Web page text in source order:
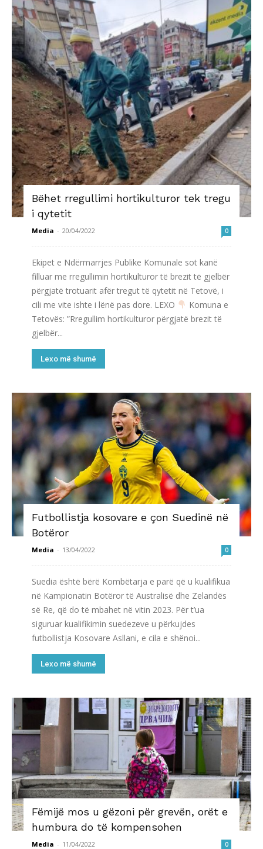
Bëhet rregullimi hortikulturor tek tregu
i qytetit
Media - 20/04/2022 0
Ekipet e Ndërmarrjes Publike Komunale sot kanë
filluar me rregullimin hortikulturor të brezit të gjelbër
përgjatë trotuarit afër tregut të qytetit në Tetovë, i
cili me vite ishte i lënë pas dore. LEXO
Komuna e
Tetovës: ”Rregullim hortikulturor përgjatë brezit të
gjelbër...
Lexo më shumë
Futbollistja kosovare e çon Suedinë në
Botëror
Media - 13/04/2022 0
Suedia është bërë Kombëtarja e parë që u kualifikua
në Kampionatin Botëror të Australisë dhe Zelandës
së Re, që do të mbahet në vitin 2023. Për t’ua
siguruar kualifikimin suedezeve u përkujdes
futbollistja Kosovare Asllani, e cila e shënoi...
Lexo më shumë
Fëmijë mos u gëzoni për grevën, orët e
humbura do të kompensohen
Media - 11/04/2022 0